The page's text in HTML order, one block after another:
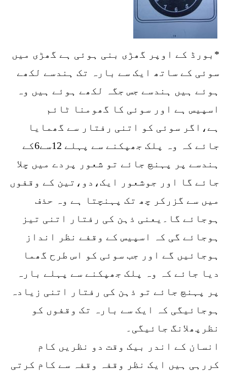
*بورڈ کے اوپر گھڑی بنی ہوئی ہے گھڑی میں
سوئی کے ساتھ ایک سے بارہ تک ہندسے لکھے
ہوئے ہیں ہندسے جس جگہ لکھے ہوئے ہیں وہ
اسپیس ہے اور سوئی کا گھومنا ٹائم
ہے،اگر سوئی کو اتنی رفتار سے گھمایا
جائے کہ وہ پلک جھپکنے سے پہلے 12سے6کے
ہندسے پر پہنچ جائے تو شعور پردے میں چلا
جائے گا اور جوشعور ایک،دو،تین کے وقفوں
میں سے گزرکر چھ تک پہنچتا ہے وہ حذف
ہوجائے گا۔یعنی ذہن کی رفتار اتنی تیز
ہوجائے گی کہ اسپیس کے وقفے نظر انداز
ہوجائیں گے اور جب سوئی کو اس طرح گھما
دیا جائے کہ وہ پلک جھپکنے سے پہلے بارہ
پر پہنچ جائے تو ذہن کی رفتار اتنی زیادہ
ہوجائیگی کہ ایک سے بارہ تک وقفوں کو
نظرپھلانگ جائیگی۔
انسان کے اندر بیک وقت دو نظریں کام
کررہی ہیں ایک نظر وقفہ وقفہ سے کام کرتی